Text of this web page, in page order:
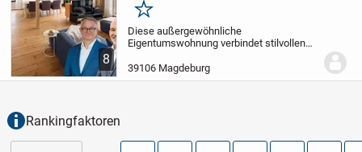
8
Merken
Diese außergewöhnliche
Eigentumswohnung verbindet stilvollen
offenen Wohnstruktur und bietet ein
Wohngefühl, das nur selten zu finden ist.
39106 Magdeburg
Rankingfaktoren